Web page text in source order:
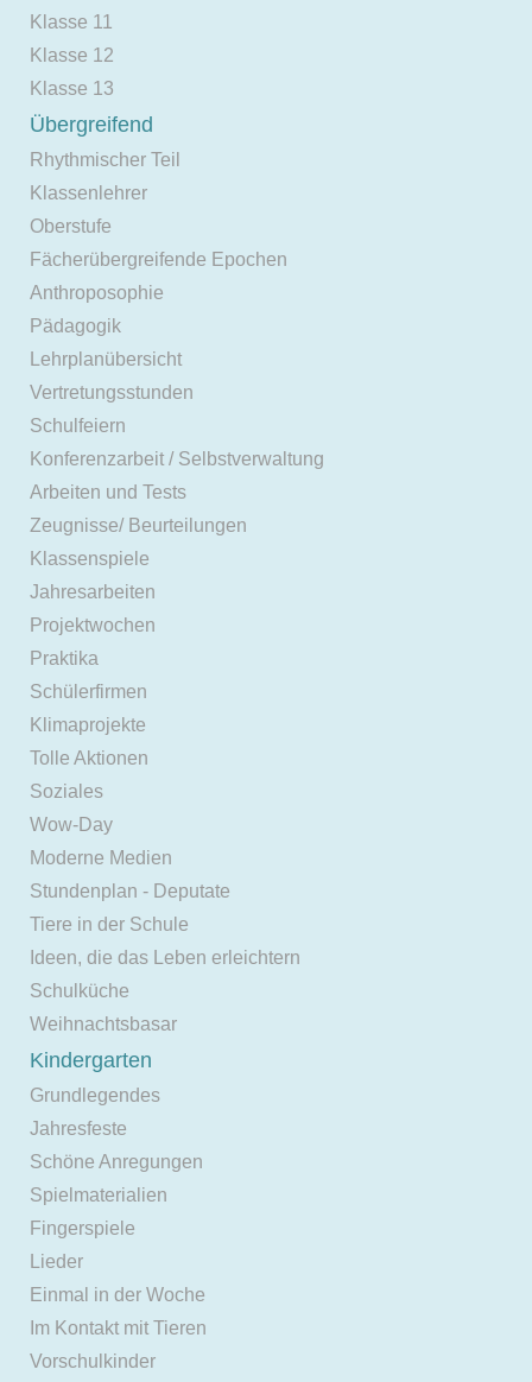
Klasse 11
Klasse 12
Klasse 13
Übergreifend
Rhythmischer Teil
Klassenlehrer
Oberstufe
Fächerübergreifende Epochen
Anthroposophie
Pädagogik
Lehrplanübersicht
Vertretungsstunden
Schulfeiern
Konferenzarbeit / Selbstverwaltung
Arbeiten und Tests
Zeugnisse/ Beurteilungen
Klassenspiele
Jahresarbeiten
Projektwochen
Praktika
Schülerfirmen
Klimaprojekte
Tolle Aktionen
Soziales
Wow-Day
Moderne Medien
Stundenplan - Deputate
Tiere in der Schule
Ideen, die das Leben erleichtern
Schulküche
Weihnachtsbasar
Kindergarten
Grundlegendes
Jahresfeste
Schöne Anregungen
Spielmaterialien
Fingerspiele
Lieder
Einmal in der Woche
Im Kontakt mit Tieren
Vorschulkinder